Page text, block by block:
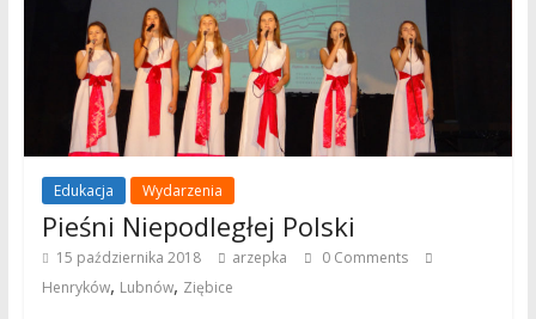
Edukacja Wydarzenia
Pieśni Niepodległej Polski
15 października 2018 arzepka
0 Comments
Henryków, Lubnów, Ziębice